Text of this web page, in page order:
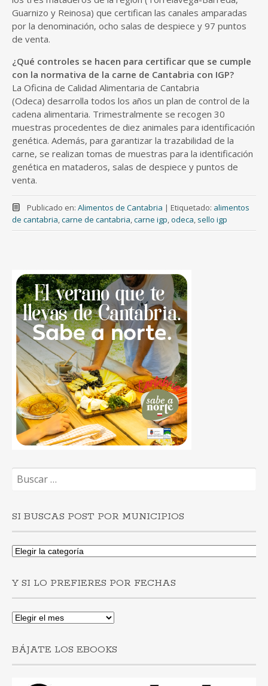
Guarnizo y Reinosa) que certifican las canales amparadas
por la denominación, ocho salas de despiece y 97 puntos
de venta.
¿Qué controles se hacen para certificar que se cumple
con la normativa de la carne de Cantabria con IGP?
La Oficina de Calidad Alimentaria de Cantabria
(Odeca) desarrolla todos los años un plan de control de la
cadena alimentaria. Trimestralmente se recogen 30
muestras procedentes de diez animales para identificación
genética. Además, para garantizar la trazabilidad de la
carne, se realizan tomas de muestras para la identificación
genética en mataderos, salas de despiece y puntos de
venta.
Publicado en: Alimentos de Cantabria | Etiquetado: alimentos
de cantabria,carne de cantabria,carne igp,odeca, sello igp
Buscar:
SI BUSCAS POST POR MUNICIPIOS
Si
buscas
por
municipios
Y SI LO PREFIERES POR FECHAS
Y
si
prefieres
por
BÁJATE LOS EBOOKS